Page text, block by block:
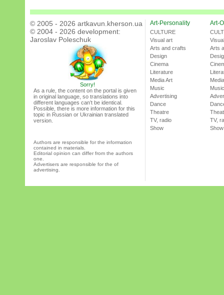
© 2005 - 2026 artkavun.kherson.ua
© 2004 - 2026 development:
Jaroslav Poleschuk
Sorry!
As a rule, the content on the portal is given
in original language, so translations into
different languages can’t be identical.
Possible, there is more information for this
topic in Russian or Ukrainian translated
version.
Authors are responsible for the information
contained in materials.
Editorial opinion can differ from the authors
one.
Advertisers are responsible for the of
advertising.
Art-Personality
CULTURE
Visual art
Arts and crafts
Design
Cinema
Literature
Media Art
Music
Advertising
Dance
Theatre
TV, radio
Show
Art-
Arts
Music
TV,
Show